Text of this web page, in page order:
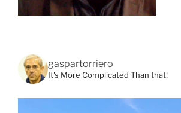
gaspartorriero
It's More Complicated Than that!